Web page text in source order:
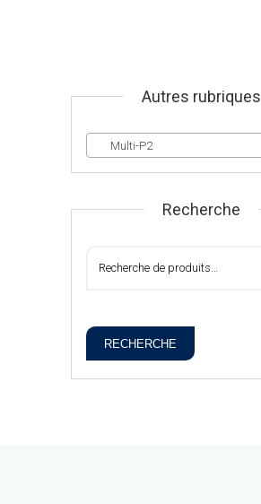
Autres rubriques
Multi-P2
Recherche
RECHERCHE